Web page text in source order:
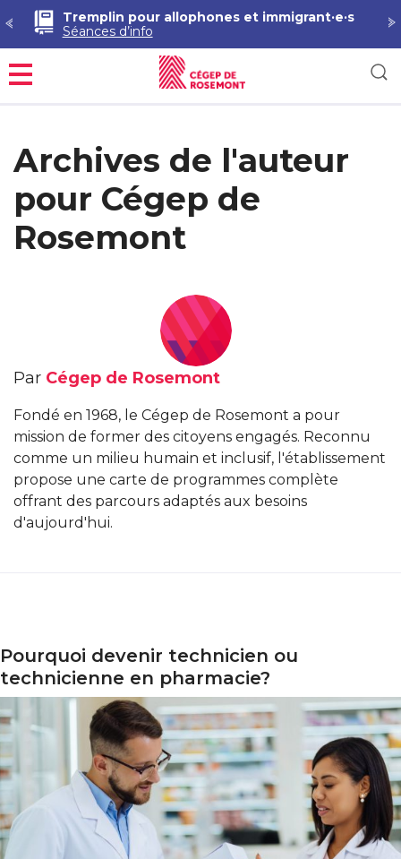
Tremplin pour allophones et immigrant·e·s
Séances d’info
Menu
Archives de l'auteur
pour Cégep de
Rosemont
Par Cégep de Rosemont
Fondé en 1968, le Cégep de Rosemont a pour
mission de former des citoyens engagés. Reconnu
comme un milieu humain et inclusif, l'établissement
propose une carte de programmes complète
offrant des parcours adaptés aux besoins
d'aujourd'hui.
Pourquoi devenir technicien ou
technicienne en pharmacie?
devenir technicien ou technicienne en